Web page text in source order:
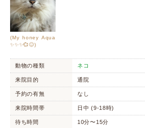
(My honey Aqua
✨✨✨💞😊)
動物の種類 ネコ
来院目的 通院
予約の有無 なし
来院時間帯 日中 (9-18時)
待ち時間 10分〜15分